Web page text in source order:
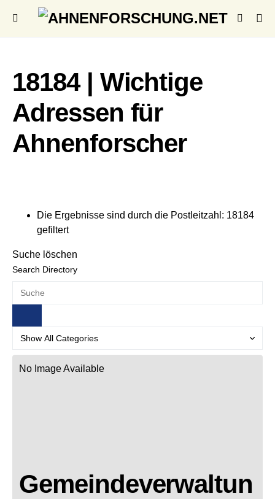
18184 | Wichtige
Adressen für
Ahnenforscher
Die Ergebnisse sind durch die Postleitzahl: 18184
gefiltert
Suche löschen
Search Directory
No Image Available
Gemeindeverwaltun